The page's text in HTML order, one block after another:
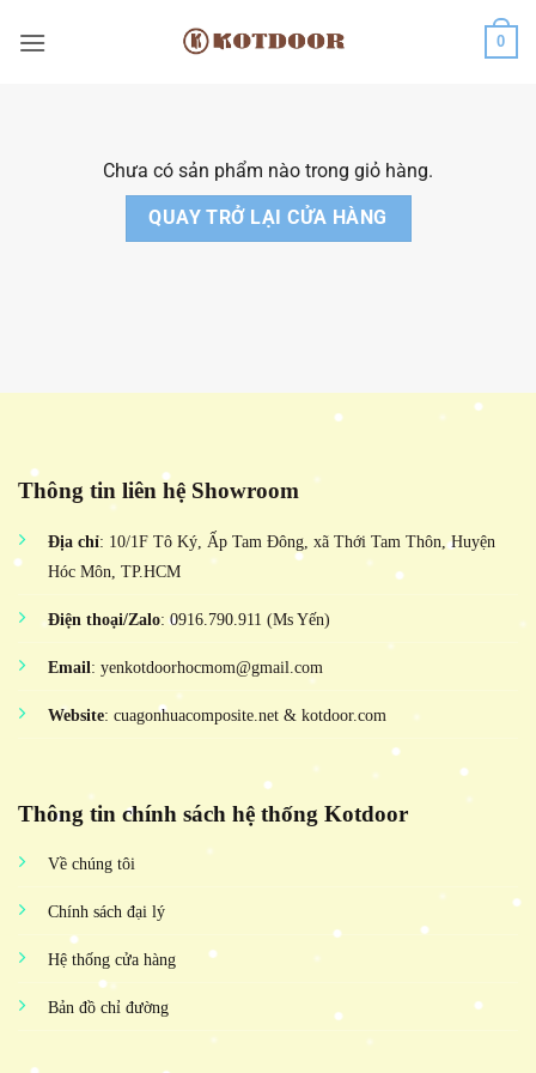
qua
0
Chưa có sản phẩm nào trong giỏ hàng.
QUAY TRỞ LẠI CỬA HÀNG
Thông tin liên hệ Showroom
Địa chỉ: 10/1F Tô Ký, Ấp Tam Đông, xã Thới Tam Thôn, Huyện
Hóc Môn, TP.HCM
Điện thoại/Zalo: 0916.790.911 (Ms Yến)
Email: yenkotdoorhocmom@gmail.com
Website: cuagonhuacomposite.net & kotdoor.com
Thông tin chính sách hệ thống Kotdoor
Về chúng tôi
Chính sách đại lý
Hệ thống cửa hàng
Bản đồ chỉ đường